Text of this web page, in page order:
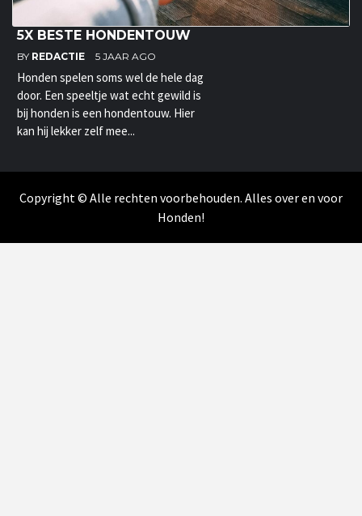
5X BESTE HONDENTOUW
BY REDACTIE 5 JAAR AGO
Honden spelen soms wel de hele dag
door. Een speeltje wat echt gewild is
bij honden is een hondentouw. Hier
kan hij lekker zelf mee...
Copyright © Alle rechten voorbehouden. Alles over en voor
Honden!